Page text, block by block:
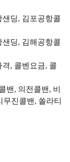
딩, 김포공항콜
딩, 김해공항콜
, 콜벤요금, 콜
밴, 의전콜밴, 비
진콜밴, 쏠라티